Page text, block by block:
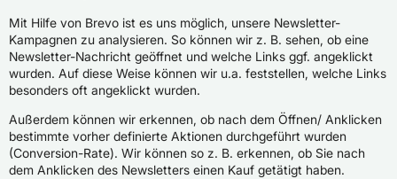
Mit Hilfe von Brevo ist es uns möglich, unsere Newsletter-
Kampagnen zu analysieren. So können wir z. B. sehen, ob eine
Newsletter-Nachricht geöffnet und welche Links ggf. angeklickt
wurden. Auf diese Weise können wir u.a. feststellen, welche Links
besonders oft angeklickt wurden.
Außerdem können wir erkennen, ob nach dem Öffnen/ Anklicken
bestimmte vorher definierte Aktionen durchgeführt wurden
(Conversion-Rate). Wir können so z. B. erkennen, ob Sie nach
dem Anklicken des Newsletters einen Kauf getätigt haben.